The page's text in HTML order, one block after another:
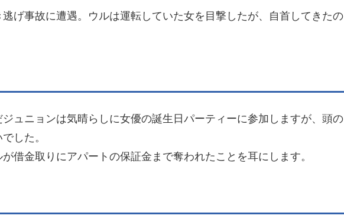
げ事故に遭遇。ウルは運転していた女を目撃したが、自首してきたの
ュニョンは気晴らしに女優の誕生日パーティーに参加しますが、頭の
した。
借金取りにアパートの保証金まで奪われたことを耳にします。